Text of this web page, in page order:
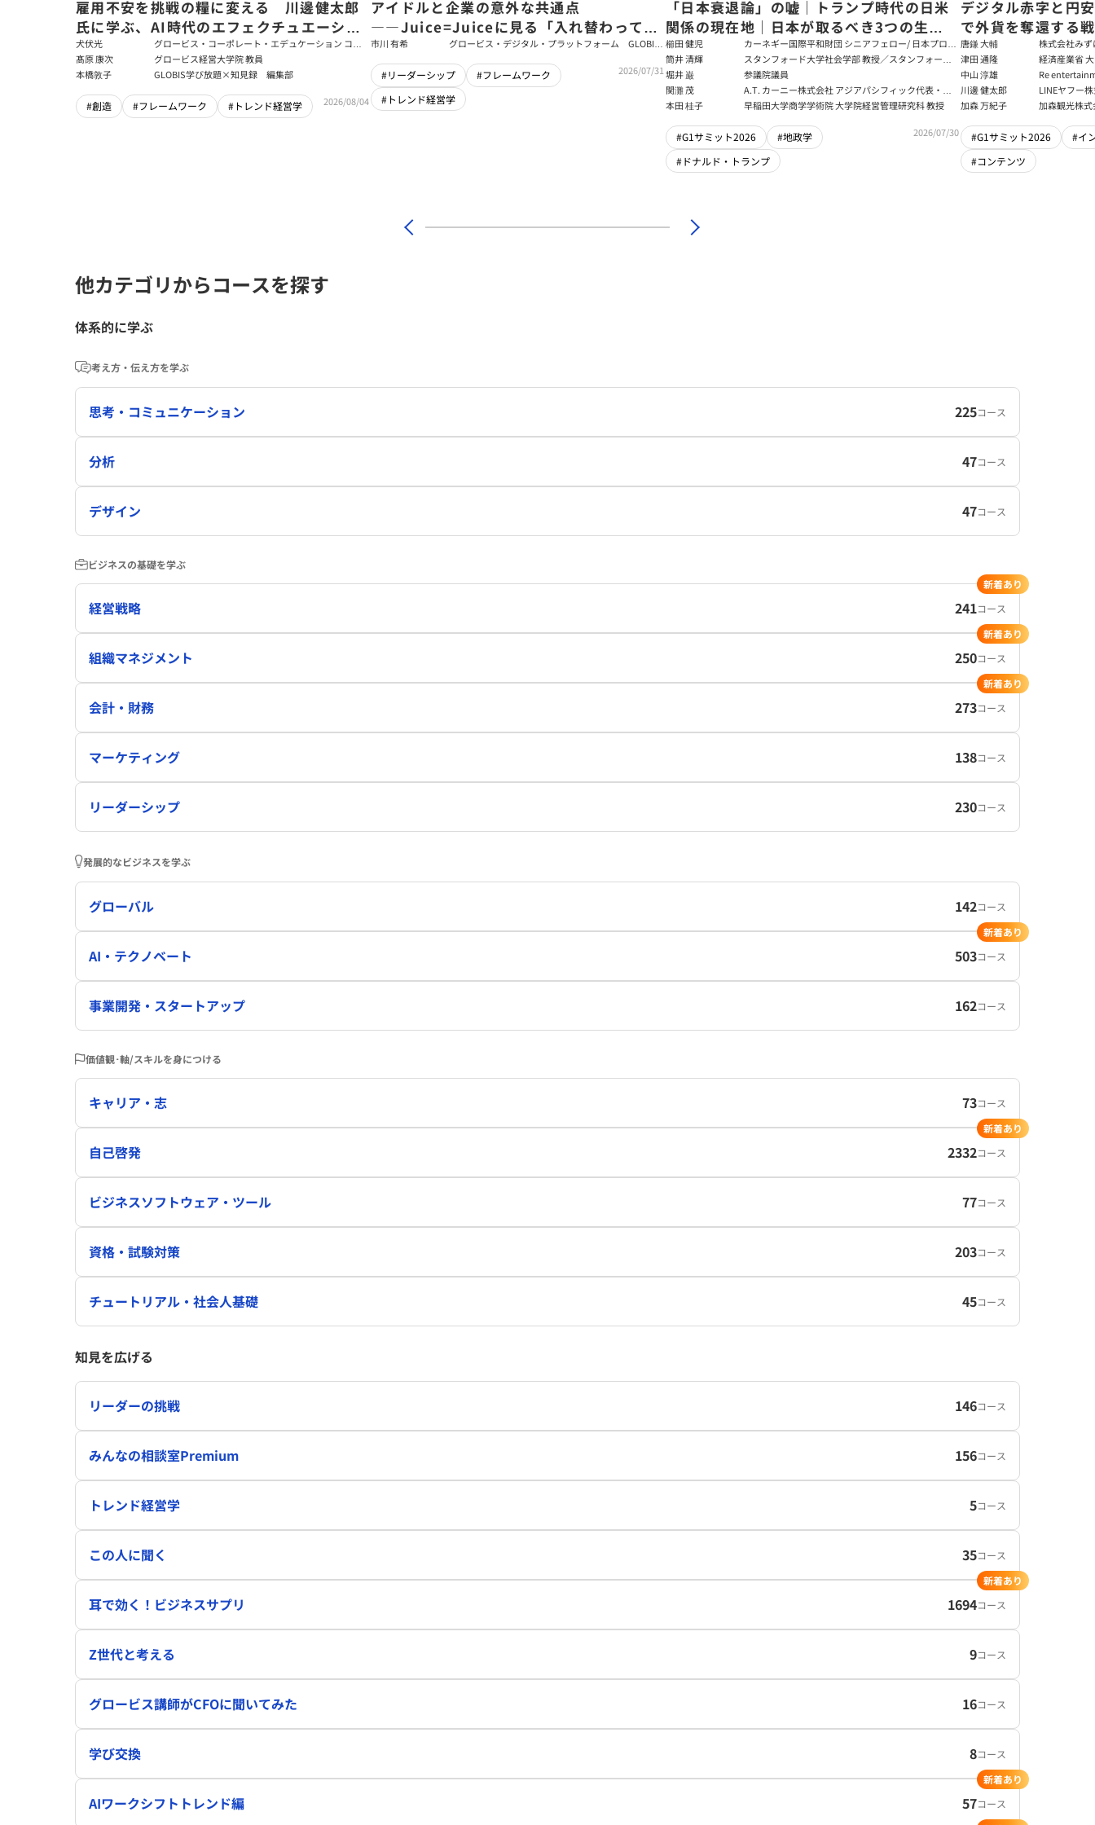
雇用不安を挑戦の糧に変える 川邊健太郎
氏に学ぶ、AI時代のエフェクチュエーショ
ン
犬伏光
グロービス・コーポレート・エデュケーション コー
ポレート・ソリューション・チーム コンサルタント
髙原 康次
グロービス経営大学院 教員
本橋敦子
GLOBIS学び放題×知見録 編集部
#創造 #フレームワーク #トレンド経営学 2026/08/04
アイドルと企業の意外な共通点
――Juice=Juiceに見る「入れ替わっても
強いチーム」をつくるパス・ゴール理論
市川 有希
グロービス・デジタル・プラットフォーム GLOBIS
#リーダーシップ
#フレームワーク
#トレンド経営学
2026/07/31
「日本衰退論」の嘘｜トランプ時代の日米
関係の現在地｜日本が取るべき3つの生存
戦略【櫛田健児×関灘茂×堀井巌×筒井清
輝】
櫛田 健児
カーネギー国際平和財団 シニアフェロー/ 日本プログ
ラムディレクター
筒井 清輝
スタンフォード大学社会学部 教授／スタンフォード
大学アジア太平洋研究センター 所長／東京財団 名誉
フェロー
堀井 巌
参議院議員
関灘 茂
A.T. カーニー株式会社 アジアパシフィック代表・日
本法人会長
本田 桂子 早稲田大学商学学術院 大学院経営管理研究科 教授
#G1サミット2026
#地政学
#ドナルド・トランプ
2026/07/30
デジタル赤字と円
で外貨を奪還する
る真の条件
唐鎌 大輔
株式会社み
ト
津田 通隆
経済産業省
デジタル経
報処理推進
センター 情
任者
中山 淳雄
Re
講師／Plott
川邊 健太郎
LINEヤフー
加森 万紀子
加森観光株式
#G1サミット2026
#イ
#コンテンツ
他カテゴリからコースを探す
体系的に学ぶ
考え方・伝え方を学ぶ
思考・コミュニケーション 225コース
分析 47コース
デザイン 47コース
ビジネスの基礎を学ぶ
経営戦略 241コース
新着あり
組織マネジメント 250コース
新着あり
会計・財務 273コース
新着あり
マーケティング 138コース
リーダーシップ 230コース
発展的なビジネスを学ぶ
グローバル 142コース
AI・テクノベート 503コース
新着あり
事業開発・スタートアップ 162コース
価値観･軸/スキルを身につける
キャリア・志 73コース
自己啓発 2332コース
新着あり
ビジネスソフトウェア・ツール 77コース
資格・試験対策 203コース
チュートリアル・社会人基礎 45コース
知見を広げる
リーダーの挑戦 146コース
みんなの相談室Premium 156コース
トレンド経営学 5コース
この人に聞く 35コース
耳で効く！ビジネスサプリ 1694コース
新着あり
Z世代と考える 9コース
グロービス講師がCFOに聞いてみた 16コース
学び交換 8コース
AIワークシフトトレンド編 57コース
新着あり